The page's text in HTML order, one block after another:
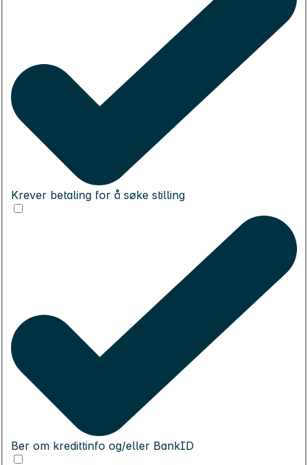
Krever betaling for å søke stilling
Ber om kredittinfo og/eller BankID